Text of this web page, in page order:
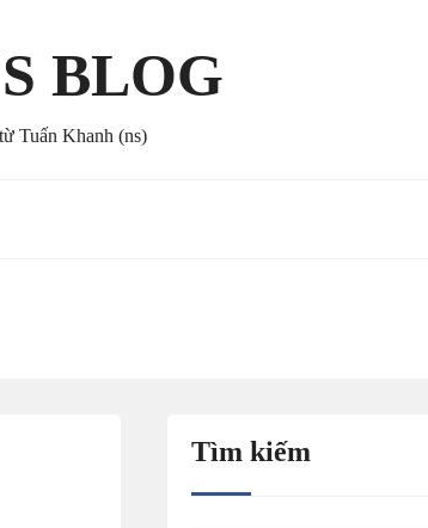
BLOG
Tuấn Khanh (ns)
Tìm kiếm